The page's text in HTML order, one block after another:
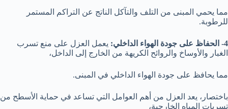
مما يحمي المبنى من التلف والتآكل الناتج عن التراكم المستمر
للرطوبة.
4- الحفاظ على جودة الهواء الداخلي:
يعمل العزل على منع تسرب
الغبار والأوساخ والروائح الكريهة من الخارج إلى الداخل،
مما يحافظ على جودة الهواء الداخلي في المبنى.
باختصار، يعد العزل من أهم العوامل التي تساعد في حماية الأسطح من
تسربات المياه الخارجية،